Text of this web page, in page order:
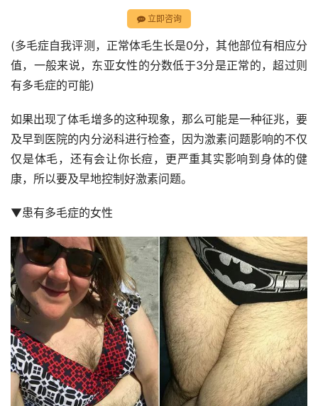
立即咨询
(多毛症自我评测，正常体毛生长是0分，其他部位有相应分
值，一般来说，东亚女性的分数低于3分是正常的，超过则
有多毛症的可能)
如果出现了体毛增多的这种现象，那么可能是一种征兆，要
及早到医院的内分泌科进行检查，因为激素问题影响的不仅
仅是体毛，还有会让你长痘，更严重其实影响到身体的健
康，所以要及早地控制好激素问题。
▼患有多毛症的女性